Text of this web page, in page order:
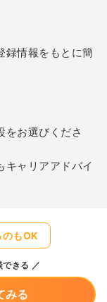
録情報をもとに簡
をお選びくださ
キャリアアドバイ
もOK
きる
みる